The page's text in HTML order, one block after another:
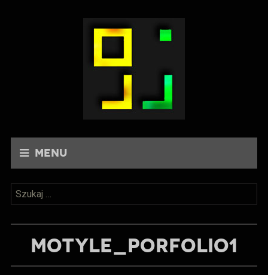
Menu
Szukaj:
MOTYLE_PORFOLIO1